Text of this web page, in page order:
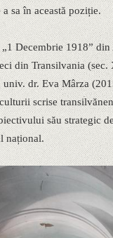
sa în această poziție.
Decembrie 1918”
din Transilvania
dr. Eva Mârza
scrise
său strategic
național.